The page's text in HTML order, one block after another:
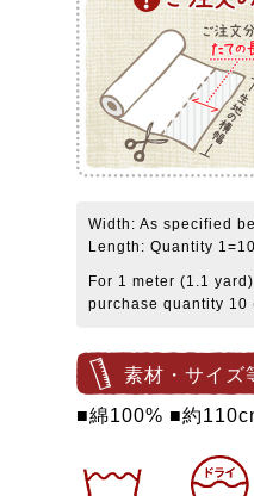
Width: As specified
Length: Quantity
For 1 meter (1.1
purchase quantity 10
素材・サイズ
■綿100% ■約